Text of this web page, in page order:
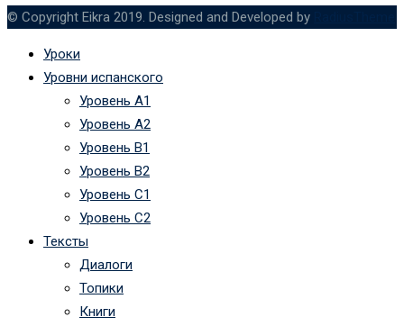
© Copyright Eikra 2019. Designed and Developed by
Уроки
Уровни испанского
Уровень А1
Уровень А2
Уровень B1
Уровень B2
Уровень C1
Уровень C2
Тексты
Диалоги
Топики
Книги